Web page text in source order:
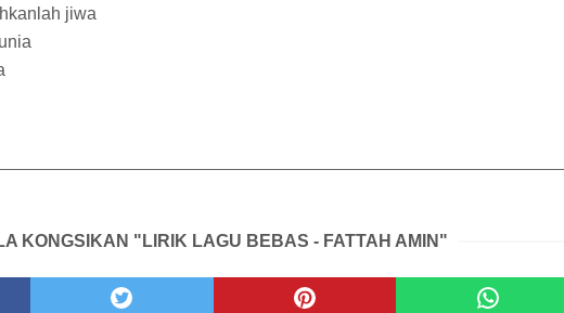
jiwa
KONGSIKAN "LIRIK LAGU BEBAS - FATTAH AMIN"